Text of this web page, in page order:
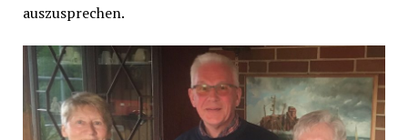
auszusprechen.